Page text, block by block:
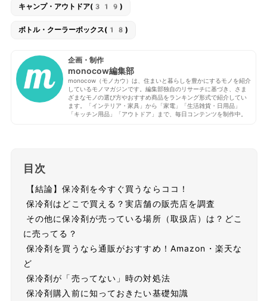
キャンプ・アウトドア(319)
ボトル・クーラーボックス(18)
企画・制作
monocow編集部
monocow（モノカウ）は、住まいと暮らしを豊かにするモノを紹介
しているモノマガジンです。編集部独自のリサーチに基づき、さま
ざまなモノの選び方やおすすめ商品をランキング形式で紹介してい
ます。「インテリア・家具」から「家電」「生活雑貨・日用品」
「キッチン用品」「アウトドア」まで、毎日コンテンツを制作中。
目次
【結論】保冷剤を今すぐ買うならココ！
保冷剤はどこで買える？実店舗の販売店を調査
その他に保冷剤が売っている場所（取扱店）は？どこ
に売ってる？
保冷剤を買うなら通販がおすすめ！Amazon・楽天な
ど
保冷剤が「売ってない」時の対処法
保冷剤購入前に知っておきたい基礎知識